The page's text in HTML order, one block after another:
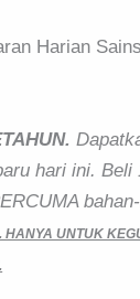
Harian
hari ini. Beli
HANYA UNTUK